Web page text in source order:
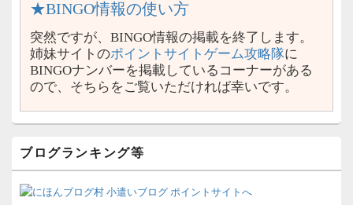
★BINGO情報の使い方
突然ですが、BINGO情報の掲載を終了します。
姉妹サイトのポイントサイトゲーム攻略隊に
BINGOナンバーを掲載しているコーナーがある
ので、そちらをご覧いただければ幸いです。
ブログランキング等